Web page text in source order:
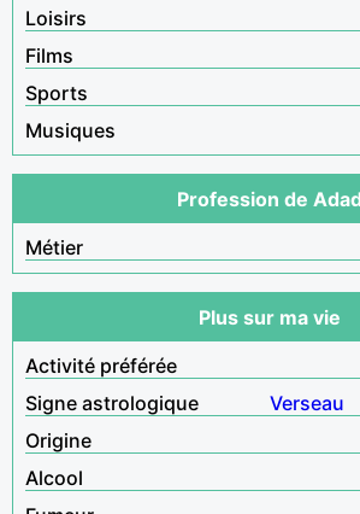
Loisirs
Films
Sports
Musiques
Profession de Adad
Métier
Plus sur ma vie
Activité préférée
Signe astrologique
Verseau
Origine
Alcool